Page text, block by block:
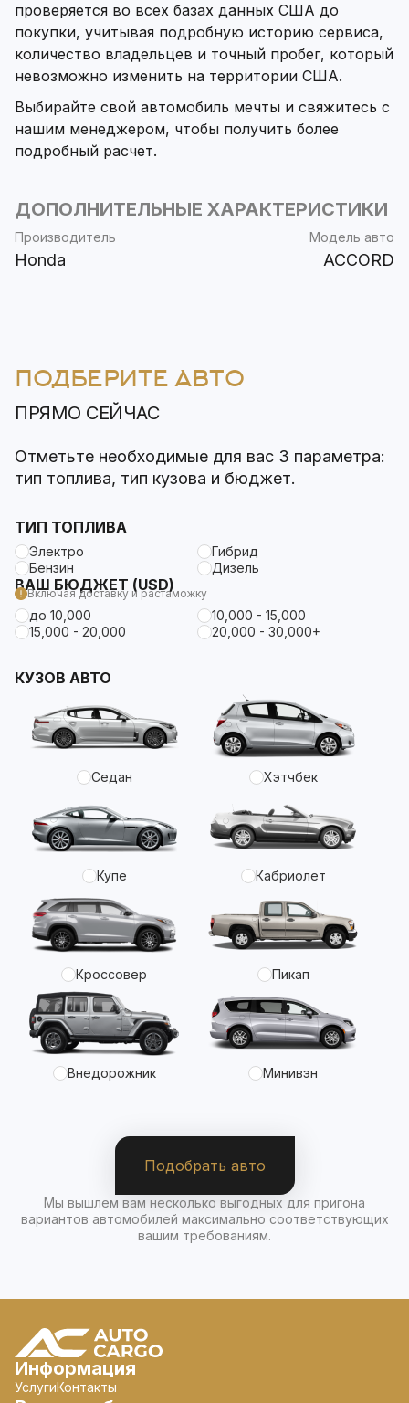
проверяется во всех базах данных США до
покупки, учитывая подробную историю сервиса,
количество владельцев и точный пробег, который
невозможно изменить на территории США.
Выбирайте свой автомобиль мечты и свяжитесь с
нашим менеджером, чтобы получить более
подробный расчет.
ДОПОЛНИТЕЛЬНЫЕ ХАРАКТЕРИСТИКИ
Производитель
Honda
Модель авто
ACCORD
ПОДБЕРИТЕ АВТО
ПРЯМО СЕЙЧАС
Отметьте необходимые для вас 3 параметра:
тип топлива, тип кузова и бюджет.
ТИП ТОПЛИВА
Электро
Гибрид
Бензин
Дизель
ВАШ БЮДЖЕТ (USD)
Включая доставку и растаможку
до 10,000
10,000 - 15,000
15,000 - 20,000
20,000 - 30,000+
КУЗОВ АВТО
Седан Хэтчбек
Купе Кабриолет
Кроссовер Пикап
Внедорожник Минивэн
Подобрать авто
Мы вышлем вам несколько выгодных для пригона
вариантов автомобилей максимально соответствующих
вашим требованиям.
Информация
УслугиКонтакты